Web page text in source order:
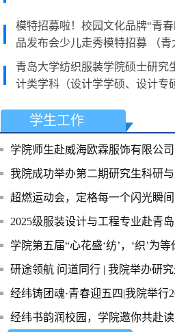
模特招募啦！校园文化品牌“青
品发布会少儿走秀模特招募 （青
青岛大学纺织服装学院硕士研究
计类学科（设计学学硕、设计专
学生工作
超燃运动会，定格每一个闪光瞬间